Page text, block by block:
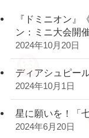
『ドミニオン』
ン：ミニ大会開催
2024年10月20日
ディアシュピー
2024年10月1日
星に願いを！「
2024年6月20日